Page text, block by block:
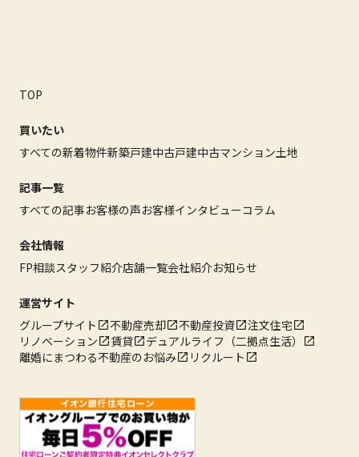
TOP
買いたい
すべての新着物件新築戸建中古戸建中古マンション土地
記事一覧
すべての記事お客様の声お客様インタビューコラム
会社情報
FP相談スタッフ紹介店舗一覧会社紹介お知らせ
運営サイト
グループサイト
不動産売却 不動産投資
注文住宅
リノベーション
賃貸
デュアルライフ（二拠点生活）
離婚にまつわる不動産のお悩み
リクルート